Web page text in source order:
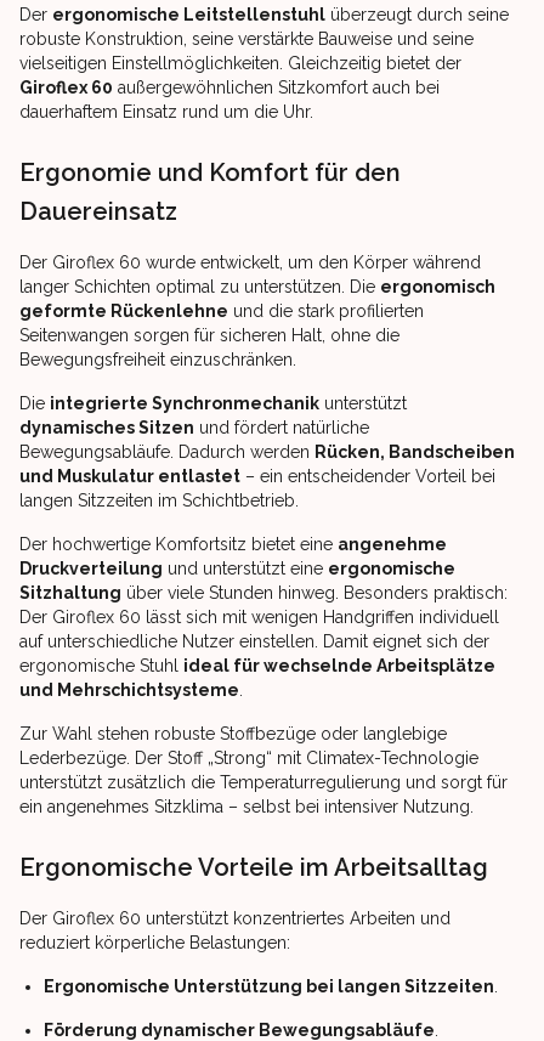
Der ergonomische Leitstellenstuhl überzeugt durch seine
robuste Konstruktion, seine verstärkte Bauweise und seine
vielseitigen Einstellmöglichkeiten. Gleichzeitig bietet der
Giroflex 60 außergewöhnlichen Sitzkomfort auch bei
dauerhaftem Einsatz rund um die Uhr.
Ergonomie und Komfort für den
Dauereinsatz
Der Giroflex 60 wurde entwickelt, um den Körper während
langer Schichten optimal zu unterstützen. Die ergonomisch
geformte Rückenlehne und die stark profilierten
Seitenwangen sorgen für sicheren Halt, ohne die
Bewegungsfreiheit einzuschränken.
Die integrierte Synchronmechanik unterstützt
dynamisches Sitzen und fördert natürliche
Bewegungsabläufe. Dadurch werden Rücken, Bandscheiben
und Muskulatur entlastet – ein entscheidender Vorteil bei
langen Sitzzeiten im Schichtbetrieb.
Der hochwertige Komfortsitz bietet eine angenehme
Druckverteilung und unterstützt eine ergonomische
Sitzhaltung über viele Stunden hinweg. Besonders praktisch:
Der Giroflex 60 lässt sich mit wenigen Handgriffen individuell
auf unterschiedliche Nutzer einstellen. Damit eignet sich der
ergonomische Stuhl ideal für wechselnde Arbeitsplätze
und Mehrschichtsysteme
Zur Wahl stehen robuste Stoffbezüge oder langlebige
Lederbezüge. Der Stoff „Strong“ mit Climatex-Technologie
unterstützt zusätzlich die Temperaturregulierung und sorgt für
ein angenehmes Sitzklima – selbst bei intensiver Nutzung.
Ergonomische Vorteile im Arbeitsalltag
Der Giroflex 60 unterstützt konzentriertes Arbeiten und
reduziert körperliche Belastungen:
Ergonomische Unterstützung bei langen Sitzzeiten
Förderung dynamischer Bewegungsabläufe